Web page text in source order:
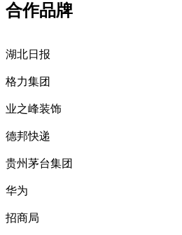
合作品牌
湖北日报
格力集团
业之峰装饰
德邦快递
贵州茅台集团
华为
招商局